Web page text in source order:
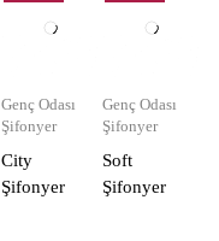
Genç Odası
Şifonyer
City
Şifonyer
Genç Odası
Şifonyer
Soft
Şifonyer